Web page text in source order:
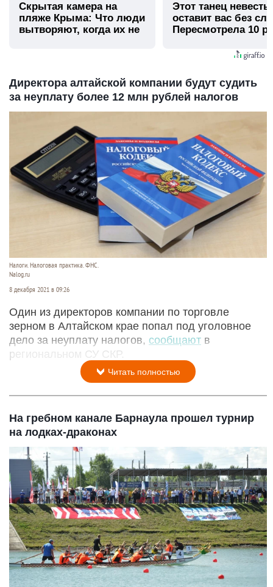
Скрытая камера на
пляже Крыма: Что люди
вытворяют, когда их не
Этот танец невесты
оставит вас без
Пересмотрела 10
Директора алтайской компании будут судить
за неуплату более 12 млн рублей налогов
Налоги. Налоговая практика. ФНС.
Nalog.ru
8 декабря 2021 в 09:26
Один из директоров компании по торговле
зерном в Алтайском крае попал под уголовное
дело за неуплату налогов, сообщают в
региональном СУ СКР.
Читать полностью
На гребном канале Барнаула прошел турнир
на лодках-драконах